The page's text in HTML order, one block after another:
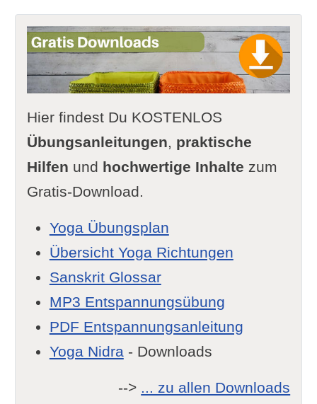
Hier findest Du KOSTENLOS
Übungsanleitungen, praktische
Hilfen und hochwertige Inhalte zum
Gratis-Download.
Yoga Übungsplan
Übersicht Yoga Richtungen
Sanskrit Glossar
MP3 Entspannungsübung
PDF Entspannungsanleitung
Yoga Nidra- Downloads
--> ... zu allen Downloads